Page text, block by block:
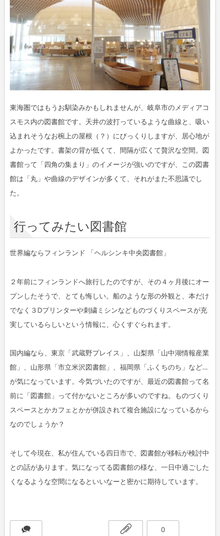
東海圏ではもうお馴染みかもしれませんが、岐阜市のメディアコ
スモス内の図書館です。天井の波打っているような曲線と、吸い
込まれそうなお椀上の屋根（？）にびっくりしますが、居心地が
よかったです。書架の背が低くて、間隔が広くて贅沢な空間。図
書館って「四角の集まり」のイメージが強いのですが、この図書
館は「丸」や曲線のデザインが多くて、それがまた不思議でし
た。
行ってみたい図書館
世界編ならフィンランド 「ヘルシンキ中央図書館」
２年前にフィンランドへ旅行したのですが、その４ヶ月後にオー
プンしたそうで、とても悔しい。船のような形の外観と、本だけ
でなく３Dプリンターや刺繍ミシンなどものづくりスペースが充
実しているらしいという情報に、心くすぐられます。
国内編なら、東京「武蔵野プレイス」、山梨県「山中湖情報産業
館」、山形県「市立米沢図書館」、福岡県「ふくちのち」など…
が気になっています。今気づいたのですが、最近の図書館って名
前に「図書館」って付かないところが多いのですね。ものづくり
スペースとかカフェとかが併設されて複合施設になっているから
なのでしょうか？
そして今現在、私が住んでいる四日市で、図書館が移転が検討中
との話があります。気になってる図書館の様な、一日中過ごした
くなるような空間になるといいなーと密かに期待しています。
0